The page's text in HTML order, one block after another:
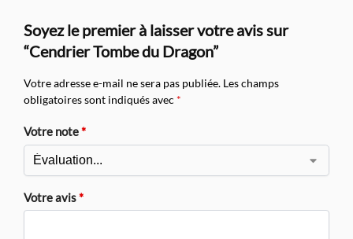
Soyez le premier à laisser votre avis sur
“Cendrier Tombe du Dragon”
Votre adresse e-mail ne sera pas publiée. Les champs
obligatoires sont indiqués avec *
Votre note*
Votre avis*